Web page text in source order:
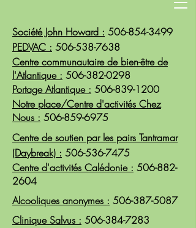
Société John Howard : 506-854-3499
PEDVAC : 506-538-7638
Centre communautaire de bien-être de
l'Atlantique : 506-382-0298
Portage Atlantique : 506-839-1200
Notre place/Centre d'activités Chez
Nous : 506-859-6975
Centre de soutien par les pairs Tantramar
(Daybreak) : 506-536-7475
Centre d'activités Calédonie : 506-882-
2604
Alcooliques anonymes : 506-387-5087
Clinique Salvus : 506-384-7283